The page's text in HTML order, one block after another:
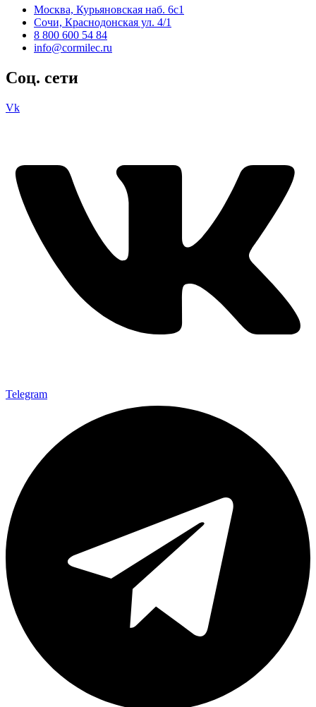
Москва, Курьяновская наб. 6с1
Сочи, Краснодонская ул. 4/1
8 800 600 54 84
info@cormilec.ru
Соц. сети
Vk
Telegram